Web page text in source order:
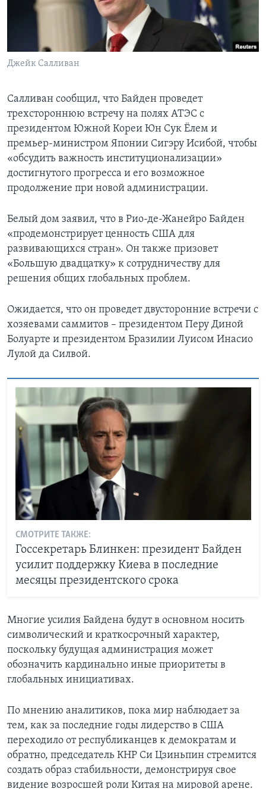
Джейк Салливан
Салливан сообщил, что Байден проведет
трехстороннюю встречу на полях АТЭС с
президентом Южной Кореи Юн Сук Ёлем и
премьер-министром Японии Сигэру Исибой, чтобы
«обсудить важность институционализации»
достигнутого прогресса и его возможное
продолжение при новой администрации.
Белый дом заявил, что в Рио-де-Жанейро Байден
«продемонстрирует ценность США для
развивающихся стран». Он также призовет
«Большую двадцатку» к сотрудничеству для
решения общих глобальных проблем.
Ожидается, что он проведет двусторонние встречи с
хозяевами саммитов – президентом Перу Диной
Болуарте и президентом Бразилии Луисом Инасио
Лулой да Силвой.
СМОТРИТЕ ТАКЖЕ:
Госсекретарь Блинкен: президент Байден
усилит поддержку Киева в последние
месяцы президентского срока
Многие усилия Байдена будут в основном носить
символический и краткосрочный характер,
поскольку будущая администрация может
обозначить кардинально иные приоритеты в
глобальных инициативах.
По мнению аналитиков, пока мир наблюдает за
тем, как за последние годы лидерство в США
переходило от республиканцев к демократам и
обратно, председатель КНР Си Цзиньпин стремится
создать образ стабильности, демонстрируя свое
видение возросшей роли Китая на мировой арене.